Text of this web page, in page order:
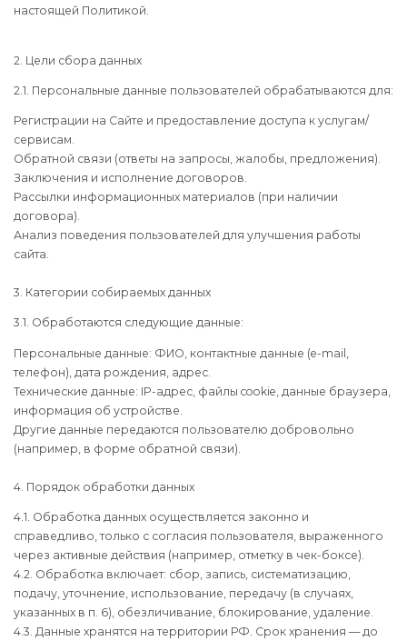
настоящей Политикой.
2. Цели сбора данных
2.1. Персональные данные пользователей обрабатываются для:
Регистрации на Сайте и предоставление доступа к услугам/
сервисам.
Обратной связи (ответы на запросы, жалобы, предложения).
Заключения и исполнение договоров.
Рассылки информационных материалов (при наличии
договора).
Анализ поведения пользователей для улучшения работы
сайта.
3. Категории собираемых данных
3.1. Обработаются следующие данные:
Персональные данные: ФИО, контактные данные (e-mail,
телефон), дата рождения, адрес.
Технические данные: IP-адрес, файлы cookie, данные браузера,
информация об устройстве.
Другие данные передаются пользователю добровольно
(например, в форме обратной связи).
4. Порядок обработки данных
4.1. Обработка данных осуществляется законно и
справедливо, только с согласия пользователя, выраженного
через активные действия (например, отметку в чек-боксе).
4.2. Обработка включает: сбор, запись, систематизацию,
подачу, уточнение, использование, передачу (в случаях,
указанных в п. 6), обезличивание, блокирование, удаление.
4.3. Данные хранятся на территории РФ. Срок хранения — до